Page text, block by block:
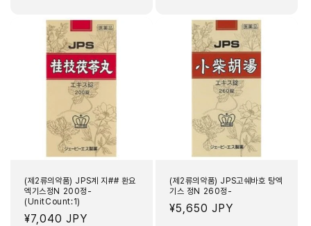
(제2류의약품) JPS계 지## 환요
엑기스정N 200정-
(UnitCount:1)
정
¥7,040 JPY
(제2류의약품) JPS고쉐바호 탕엑
기스 정N 260정-
정
¥5,650 JPY